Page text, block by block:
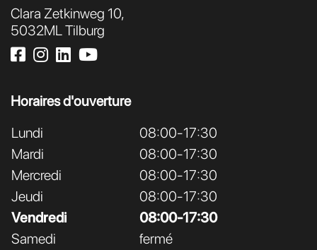
Clara Zetkinweg 10,
5032ML Tilburg
Horaires d'ouverture
Lundi
08:00-17:30
Mardi
08:00-17:30
Mercredi
08:00-17:30
Jeudi
08:00-17:30
Vendredi
08:00-17:30
Samedi
fermé